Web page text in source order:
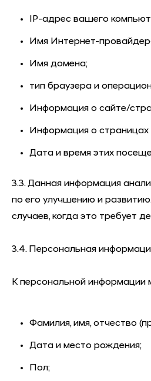
IP-адрес вашего
Имя Интернет-
Имя домена;
тип браузера и
Информация о сайте/
Информация о
Дата и время этих
3.3. Данная информация
по его улучшению и
случаев, когда это требует
3.4. Персональная
К персональной информации
Фамилия, имя, отчество
Дата и место рождения;
Пол;